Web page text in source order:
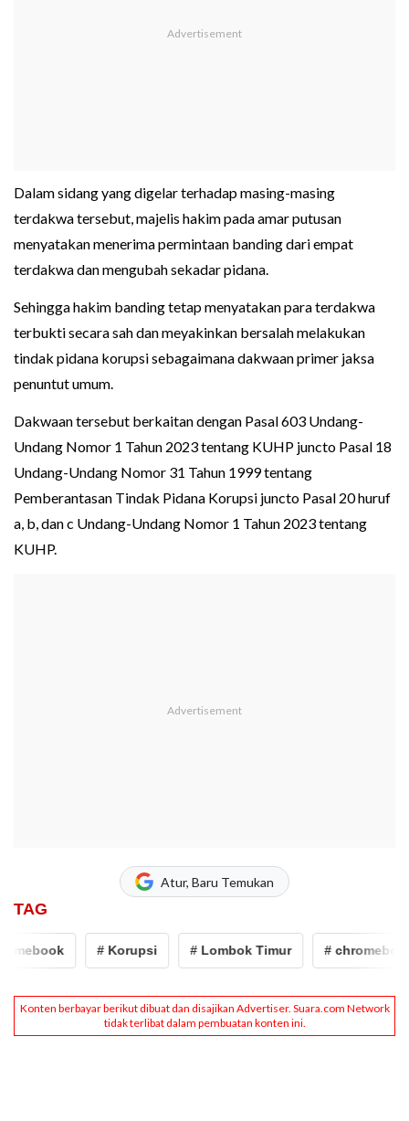
Dalam sidang yang digelar terhadap masing-masing
terdakwa tersebut, majelis hakim pada amar putusan
menyatakan menerima permintaan banding dari empat
terdakwa dan mengubah sekadar pidana.
Sehingga hakim banding tetap menyatakan para terdakwa
terbukti secara sah dan meyakinkan bersalah melakukan
tindak pidana korupsi sebagaimana dakwaan primer jaksa
penuntut umum.
Dakwaan tersebut berkaitan dengan Pasal 603 Undang-
Undang Nomor 1 Tahun 2023 tentang KUHP juncto Pasal 18
Undang-Undang Nomor 31 Tahun 1999 tentang
Pemberantasan Tindak Pidana Korupsi juncto Pasal 20 huruf
a, b, dan c Undang-Undang Nomor 1 Tahun 2023 tentang
KUHP.
Atur, Baru Temukan
TAG
# Korupsi # Lombok Timur # chromebook